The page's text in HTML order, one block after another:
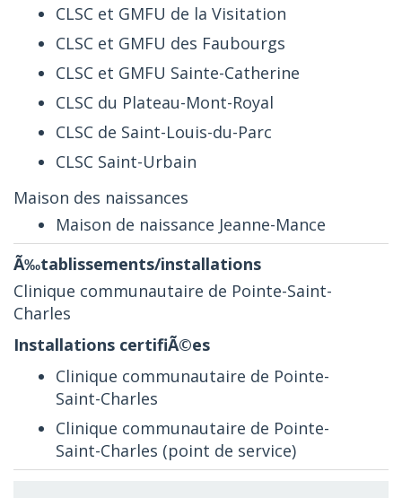
CLSC et GMFU de la Visitation
CLSC et GMFU des Faubourgs
CLSC et GMFU Sainte-Catherine
CLSC du Plateau-Mont-Royal
CLSC de Saint-Louis-du-Parc
CLSC Saint-Urbain
Maison des naissances
Maison de naissance Jeanne-Mance
Clinique communautaire de Pointe-Saint-
Charles
Clinique communautaire de Pointe-
Saint-Charles
Clinique communautaire de Pointe-
Saint-Charles (point de service)